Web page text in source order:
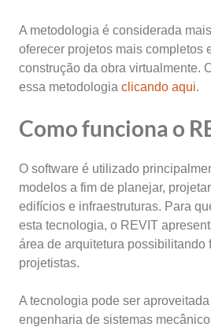
A metodologia é considerada
oferecer projetos mais completos
construção da obra virtualmente.
essa metodologia clicando aqui.
Como funciona o
O software é utilizado
modelos a fim de planejar,
edifícios e infraestruturas. Para
esta tecnologia, o REVIT
área de arquitetura possibilitando
projetistas.
A tecnologia pode ser
engenharia de sistemas